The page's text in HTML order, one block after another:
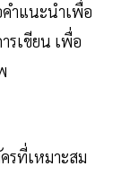
ำแนะนำเพื่อ
รเขียน เพื่อ
รที่เหมาะสม